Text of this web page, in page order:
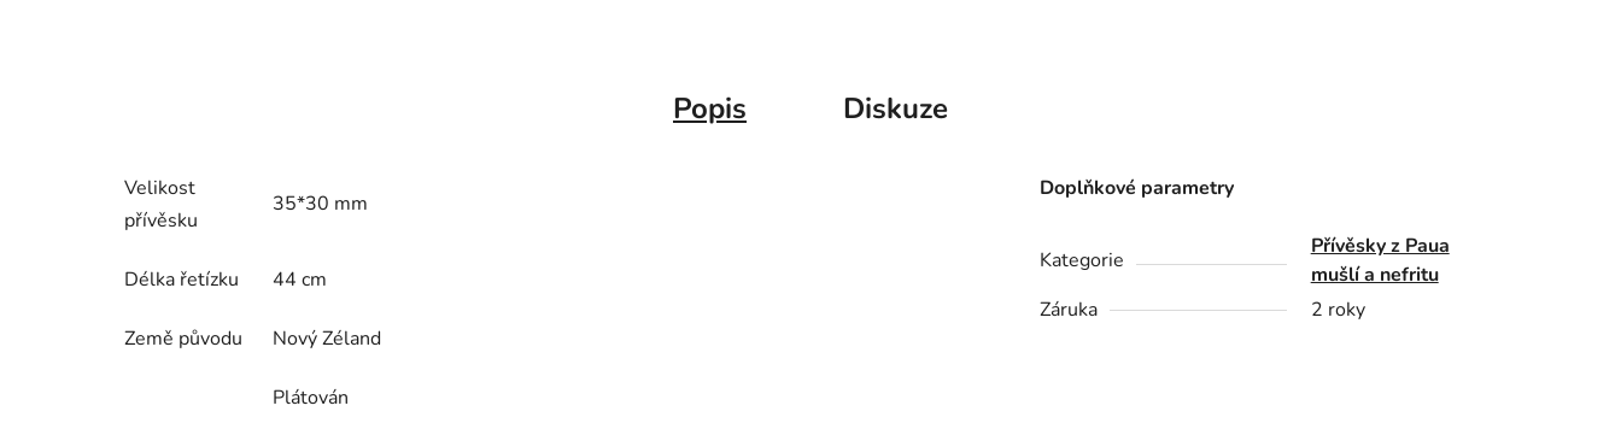
Popis Diskuze
Velikost
přívěsku
35*30 mm
Délka řetízku 44 cm
Země původu Nový Zéland
Plátován
Doplňkové parametry
Kategorie
Přívěsky z Paua
mušlí a nefritu
Záruka
2 roky